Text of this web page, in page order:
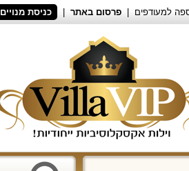
למעודפים פרסום באתר כניסת מנויים